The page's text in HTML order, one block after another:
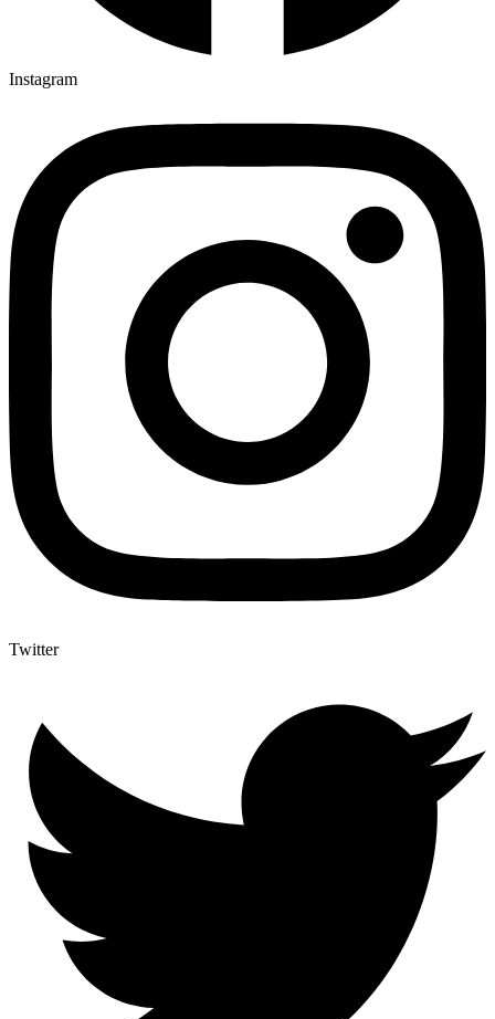
Instagram
Twitter